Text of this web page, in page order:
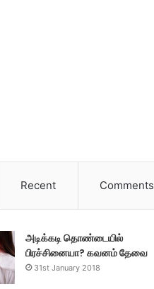
Recent Comments
அடிக்கடி தொண்டையில்
பிரச்சினையா? கவனம் தேவை
31st January 2018